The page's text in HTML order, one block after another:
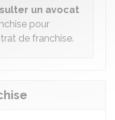
un avocat
pour
de franchise.